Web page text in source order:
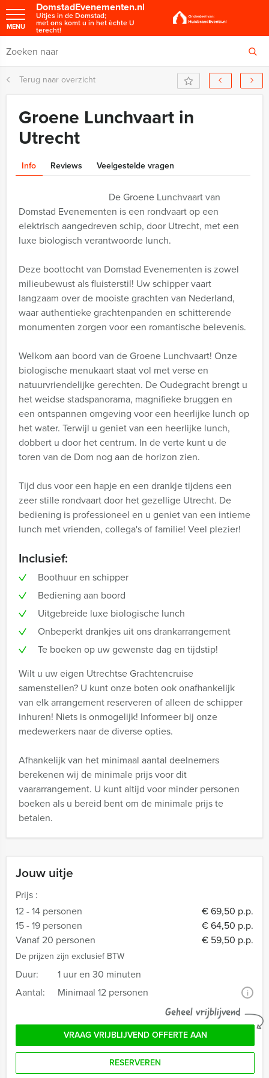
DomstadEvenementen.nl
Uitjes in de Domstad;
met ons komt u in het èchte U
terecht!
MENU
Terug naar overzicht
Jouw uitje
Prijs :
12 - 14 personen
€ 69,50 p.p.
15 - 19 personen
€ 64,50 p.p.
Vanaf 20 personen
€ 59,50 p.p.
De prijzen zijn exclusief BTW
Duur:
1 uur en 30 minuten
Aantal:
Minimaal 12 personen i
Geheel vrijblijvend
VRAAG VRIJBLIJVEND OFFERTE AAN
RESERVEREN
Groene Lunchvaart in
Utrecht
Info Reviews Veelgestelde vragen
De Groene Lunchvaart van
Domstad Evenementen is een rondvaart op een
elektrisch aangedreven schip, door Utrecht, met een
luxe biologisch verantwoorde lunch.
Deze boottocht van Domstad Evenementen is zowel
milieubewust als fluisterstil! Uw schipper vaart
langzaam over de mooiste grachten van Nederland,
waar authentieke grachtenpanden en schitterende
monumenten zorgen voor een romantische belevenis.
Welkom aan boord van de Groene Lunchvaart! Onze
biologische menukaart staat vol met verse en
natuurvriendelijke gerechten. De Oudegracht brengt u
het weidse stadspanorama, magnifieke bruggen en
een ontspannen omgeving voor een heerlijke lunch op
het water. Terwijl u geniet van een heerlijke lunch,
dobbert u door het centrum. In de verte kunt u de
toren van de Dom nog aan de horizon zien.
Tijd dus voor een hapje en een drankje tijdens een
zeer stille rondvaart door het gezellige Utrecht. De
bediening is professioneel en u geniet van een intieme
lunch met vrienden, collega's of familie! Veel plezier!
Inclusief:
Boothuur en schipper
Bediening aan boord
Uitgebreide luxe biologische lunch
Onbeperkt drankjes uit ons drankarrangement
Te boeken op uw gewenste dag en tijdstip!
Wilt u uw eigen Utrechtse Grachtencruise
samenstellen? U kunt onze boten ook onafhankelijk
van elk arrangement reserveren of alleen de schipper
inhuren! Niets is onmogelijk! Informeer bij onze
medewerkers naar de diverse opties.
Afhankelijk van het minimaal aantal deelnemers
berekenen wij de minimale prijs voor dit
vaararrangement. U kunt altijd voor minder personen
boeken als u bereid bent om de minimale prijs te
betalen.